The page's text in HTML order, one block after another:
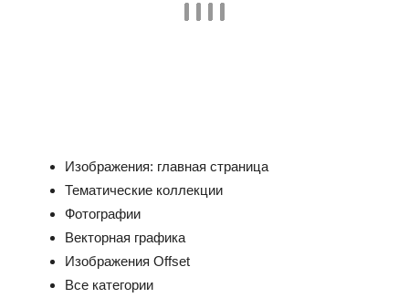
Изображения: главная страница
Тематические коллекции
Фотографии
Векторная графика
Изображения Offset
Все категории